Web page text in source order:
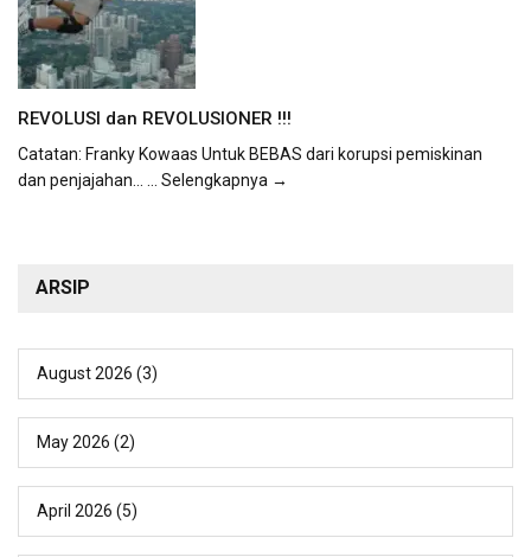
REVOLUSI dan REVOLUSIONER !!!
Catatan: Franky Kowaas Untuk BEBAS dari korupsi pemiskinan
dan penjajahan...
... Selengkapnya →
ARSIP
August 2026 (3)
May 2026 (2)
April 2026 (5)